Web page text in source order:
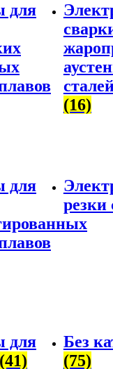
для
(16)
для
резки
для
(41)
Без
(75)